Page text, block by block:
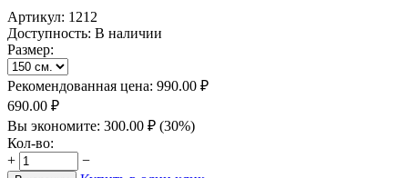
Артикул: 1212
Доступность: В наличии
Размер:
Рекомендованная цена: 990.00 ₽
690.00 ₽
Вы экономите: 300.00 ₽ (30%)
Кол-во:
+
−